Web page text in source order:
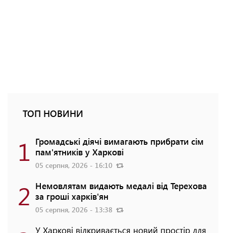
ТОП НОВИНИ
1 Громадські діячі вимагають прибрати сім
пам'ятників у Харкові
05 серпня, 2026 - 16:10
2 Немовлятам видають медалі від Терехова
за гроші харків'ян
05 серпня, 2026 - 13:38
У Харкові відкривається новий простір для